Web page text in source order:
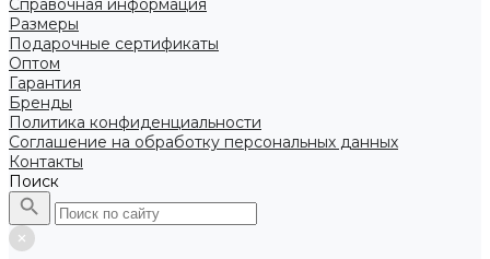
Справочная информация
Размеры
Подарочные сертификаты
Оптом
Гарантия
Бренды
Политика конфиденциальности
Соглашение на обработку персональных данных
Контакты
Поиск